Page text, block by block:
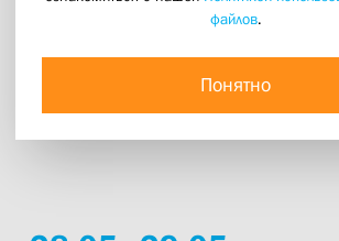
«Без веры, царя и
беседы»
Санкт-Петербург. Конференц-зал BIBLIOTEKA
файлов.
Понятно